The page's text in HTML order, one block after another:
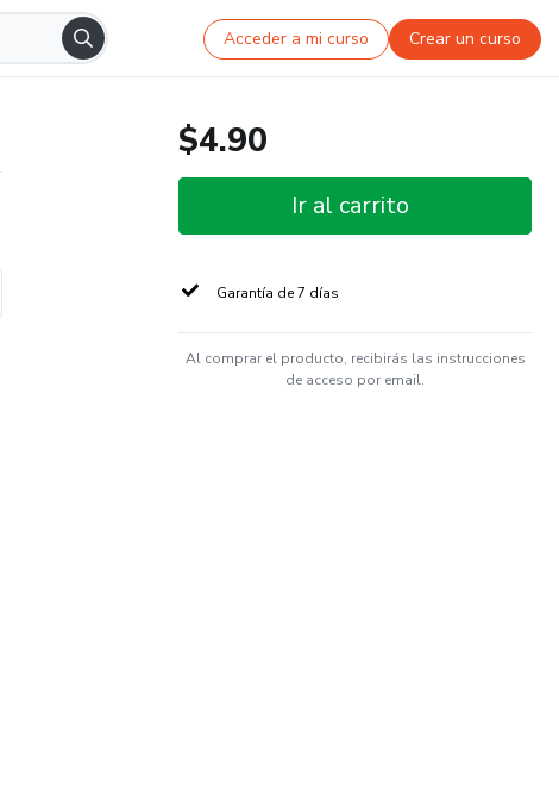
Acceder a mi curso Crear un curso
$4.90
Ir al carrito
Garantía de 7 días
Al comprar el producto, recibirás las instrucciones
de acceso por email.